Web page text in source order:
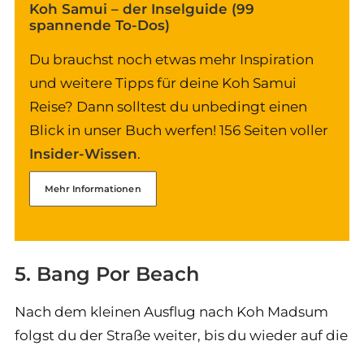
Koh Samui – der Inselguide (99
spannende To-Dos)
Du brauchst noch etwas mehr Inspiration
und weitere Tipps für deine Koh Samui
Reise? Dann solltest du unbedingt einen
Blick in unser Buch werfen! 156 Seiten voller
Insider-Wissen.
Mehr Informationen
5. Bang Por Beach
Nach dem kleinen Ausflug nach Koh Madsum
folgst du der Straße weiter, bis du wieder auf die